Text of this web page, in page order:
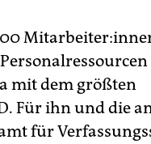
mit dem größten
Für ihn und die
für